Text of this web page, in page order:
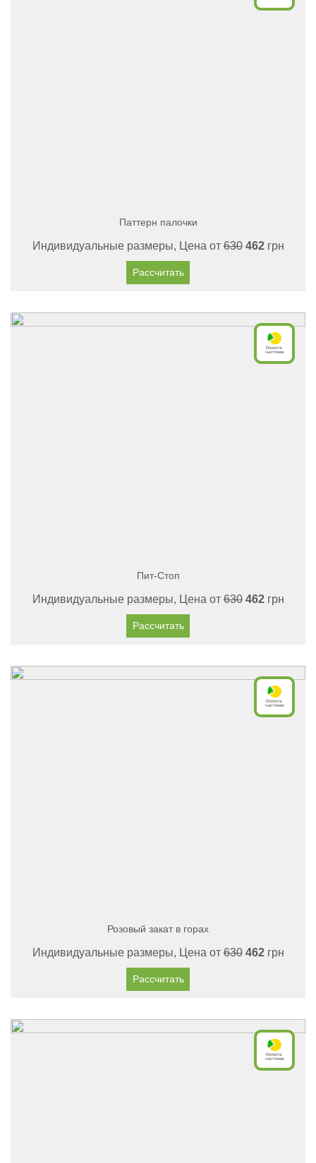
Паттерн палочки
Индивидуальные размеры, Цена от630 462грн
Рассчитать
Пит-Стоп
Индивидуальные размеры, Цена от630 462грн
Рассчитать
Розовый закат в горах
Индивидуальные размеры, Цена от630 462грн
Рассчитать